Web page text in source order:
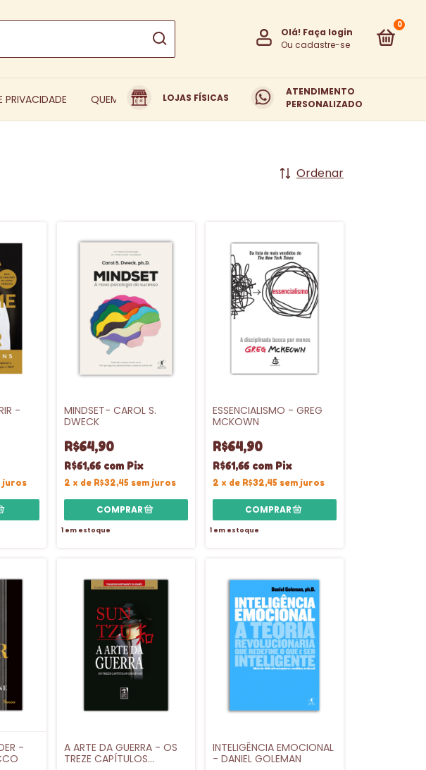
Olá! Faça login
Ou cadastre-se
0
PRIVACIDADE QUEM SOMOS TROCAS E DEVOLUÇÕES
LOJAS FÍSICAS
ATENDIMENTO
PERSONALIZADO
Ordenar
-
juros
MINDSET- CAROL S.
DWECK
R$64,90
R$61,66 com Pix
2 x de R$32,45 sem juros
1 em estoque
ESSENCIALISMO - GREG
MCKOWN
R$64,90
R$61,66 com Pix
2 x de R$32,45 sem juros
1 em estoque
-
A ARTE DA GUERRA - OS
TREZE CAPÍTULOS
INTELIGÊNCIA EMOCIONAL
- DANIEL GOLEMAN